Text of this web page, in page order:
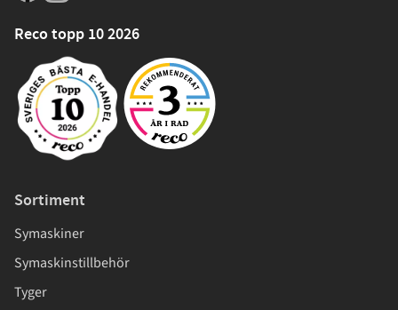
Reco topp 10 2026
Sortiment
Symaskiner
Symaskinstillbehör
Tyger